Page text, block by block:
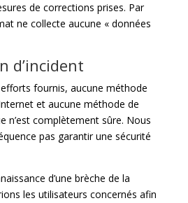
de corrections prises. Par
ne collecte aucune « données
d’incident
fournis, aucune méthode
et aucune méthode de
n’est complètement sûre. Nous
pas garantir une sécurité
d’une brèche de la
les utilisateurs concernés afin